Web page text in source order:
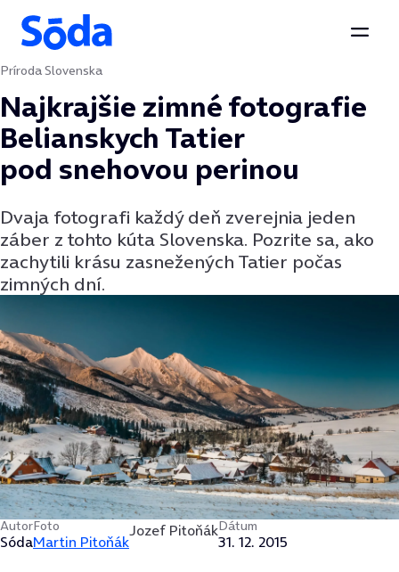
Preskočiť na obsah
Príroda Slovenska
Najkrajšie zimné fotografie
Belianskych Tatier
pod snehovou perinou
Dvaja fotografi každý deň zverejnia jeden
záber z tohto kúta Slovenska. Pozrite sa, ako
zachytili krásu zasnežených Tatier počas
zimných dní.
Autor
Sóda
Foto
Martin Pitoňák
Jozef PitoňákDátum
31. 12. 2015